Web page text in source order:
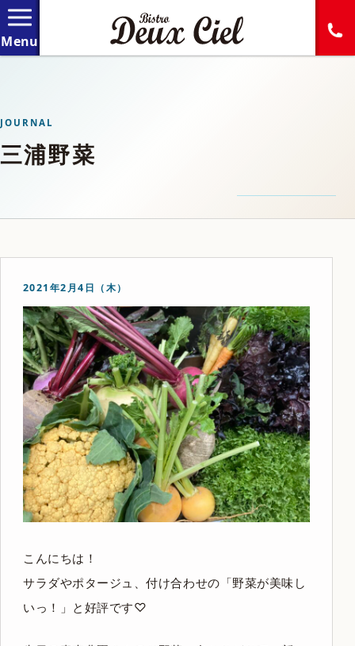
JOURNAL
三浦野菜
2021年2月4日（木）
こんにちは！
サラダやポタージュ、付け合わせの「野菜が美味し
いっ！」と好評です♡